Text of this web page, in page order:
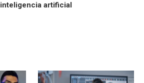
inteligencia artificial